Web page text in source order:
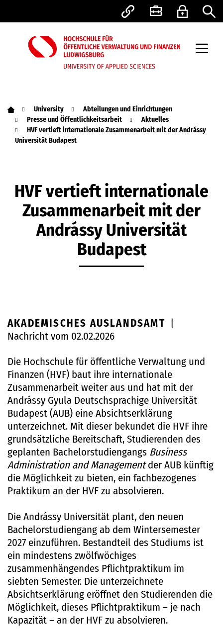
University
Abteilungen und Einrichtungen
Presse und Öffentlichkeitsarbeit
Aktuelles
HVF vertieft internationale Zusammenarbeit mit der Andrássy
Universität Budapest
HVF vertieft internationale
Zusammenarbeit mit der
Andrássy Universität
Budapest
AKADEMISCHES AUSLANDSAMT
Nachricht vom 02.02.2026
Die Hochschule für öffentliche Verwaltung und
Finanzen (HVF) baut ihre internationale
Zusammenarbeit weiter aus und hat mit der
Andrássy Gyula Deutschsprachige Universität
Budapest (AUB) eine Absichtserklärung
unterzeichnet. Mit dieser bekundet die HVF ihre
grundsätzliche Bereitschaft, Studierenden des
geplanten Bachelorstudiengangs Business
Administration and Managementder AUB künftig
die Möglichkeit zu bieten, ein fachbezogenes
Praktikum an der HVF zu absolvieren.
Die Andrássy Universität plant, den neuen
Bachelorstudiengang ab dem Wintersemester
2027 einzuführen. Bestandteil des Studiums ist
ein mindestens zwölfwöchiges
zusammenhängendes Pflichtpraktikum im
siebten Semester. Die unterzeichnete
Absichtserklärung eröffnet den Studierenden die
Möglichkeit, dieses Pflichtpraktikum – je nach
Kapazität – an der HVF zu absolvieren.